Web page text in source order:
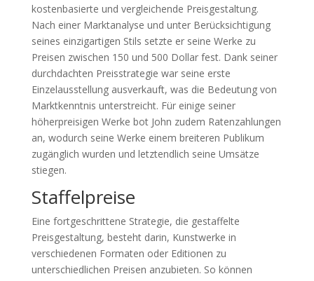
kostenbasierte und vergleichende Preisgestaltung.
Nach einer Marktanalyse und unter Berücksichtigung
seines einzigartigen Stils setzte er seine Werke zu
Preisen zwischen 150 und 500 Dollar fest. Dank seiner
durchdachten Preisstrategie war seine erste
Einzelausstellung ausverkauft, was die Bedeutung von
Marktkenntnis unterstreicht. Für einige seiner
höherpreisigen Werke bot John zudem Ratenzahlungen
an, wodurch seine Werke einem breiteren Publikum
zugänglich wurden und letztendlich seine Umsätze
stiegen.
Staffelpreise
Eine fortgeschrittene Strategie, die gestaffelte
Preisgestaltung, besteht darin, Kunstwerke in
verschiedenen Formaten oder Editionen zu
unterschiedlichen Preisen anzubieten. So können